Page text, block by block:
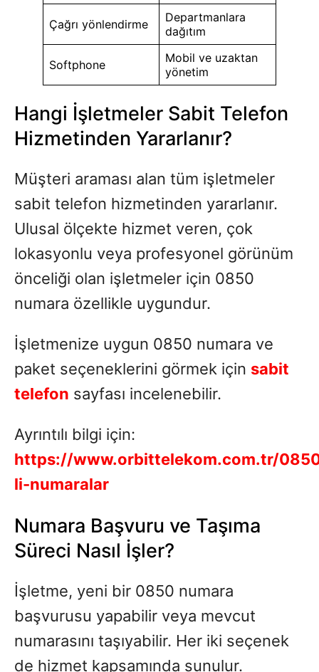
Çağrı yönlendirme
Departmanlara
dağıtım
Softphone
Mobil ve uzaktan
yönetim
Hangi İşletmeler Sabit Telefon
Hizmetinden Yararlanır?
Müşteri araması alan tüm işletmeler
sabit telefon hizmetinden yararlanır.
Ulusal ölçekte hizmet veren, çok
lokasyonlu veya profesyonel görünüm
önceliği olan işletmeler için 0850
numara özellikle uygundur.
İşletmenize uygun 0850 numara ve
paket seçeneklerini görmek için sabit
telefon sayfası incelenebilir.
Ayrıntılı bilgi için:
https://www.orbittelekom.com.tr/
li-numaralar
Numara Başvuru ve Taşıma
Süreci Nasıl İşler?
İşletme, yeni bir 0850 numara
başvurusu yapabilir veya mevcut
numarasını taşıyabilir. Her iki seçenek
de hizmet kapsamında sunulur.